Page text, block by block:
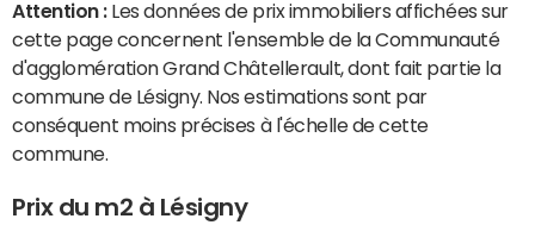
Attention : Les données de prix immobiliers affichées sur
cette page concernent l'ensemble de la Communauté
d'agglomération Grand Châtellerault, dont fait partie la
commune de Lésigny. Nos estimations sont par
conséquent moins précises à l'échelle de cette
commune.
Prix du m2 à Lésigny